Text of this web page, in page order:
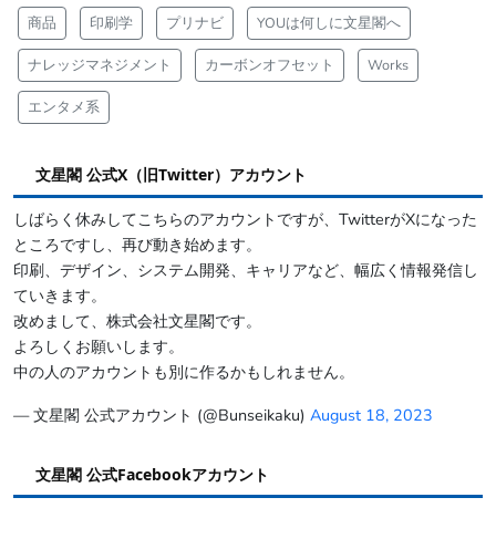
商品 印刷学 プリナビ YOUは何しに文星閣へ
ナレッジマネジメント カーボンオフセット Works
エンタメ系
文星閣 公式X（旧Twitter）アカウント
しばらく休みしてこちらのアカウントですが、TwitterがXになった
ところですし、再び動き始めます。
印刷、デザイン、システム開発、キャリアなど、幅広く情報発信し
ていきます。
改めまして、株式会社文星閣です。
よろしくお願いします。
中の人のアカウントも別に作るかもしれません。
— 文星閣 公式アカウント (@Bunseikaku) August 18, 2023
文星閣 公式Facebookアカウント